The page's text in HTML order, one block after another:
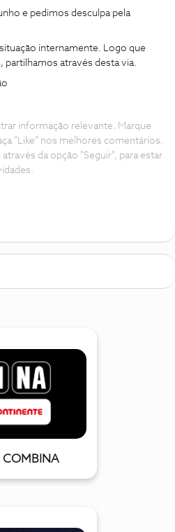
e pedimos desculpa pela
internamente. Logo que
através desta via.
informação relevante. Marque
"Like" nos melhores comentários.
da opção "Seguir", para estar